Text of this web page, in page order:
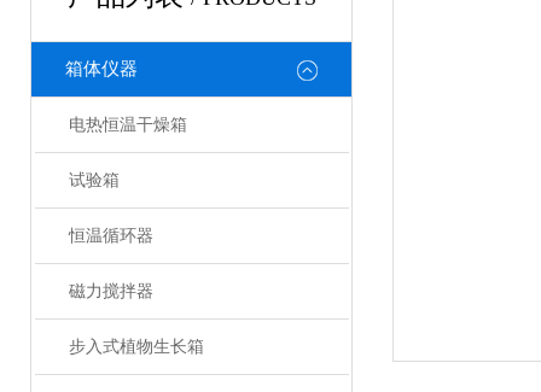
箱体仪器
电热恒温干燥箱
试验箱
恒温循环器
磁力搅拌器
步入式植物生长箱